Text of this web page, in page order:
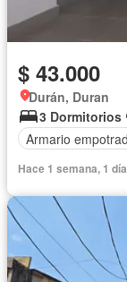
$ 43.000
Durán, Duran
3 Dormitorios
Armario
Hace 1 semana, 1